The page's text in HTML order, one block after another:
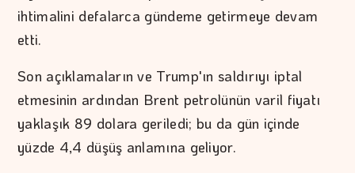
ihtimalini defalarca gündeme getirmeye devam
etti.
Son açıklamaların ve Trump'ın saldırıyı iptal
etmesinin ardından Brent petrolünün varil fiyatı
yaklaşık 89 dolara geriledi; bu da gün içinde
yüzde 4,4 düşüş anlamına geliyor.